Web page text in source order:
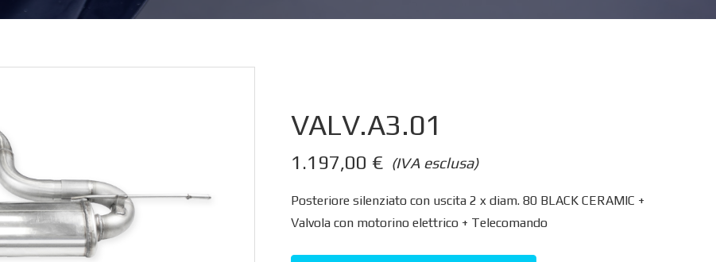
VALV.A3.01
(IVA esclusa)
1.197,00 €
Posteriore silenziato con uscita 2 x diam. 80 BLACK CERAMIC +
Valvola con motorino elettrico + Telecomando